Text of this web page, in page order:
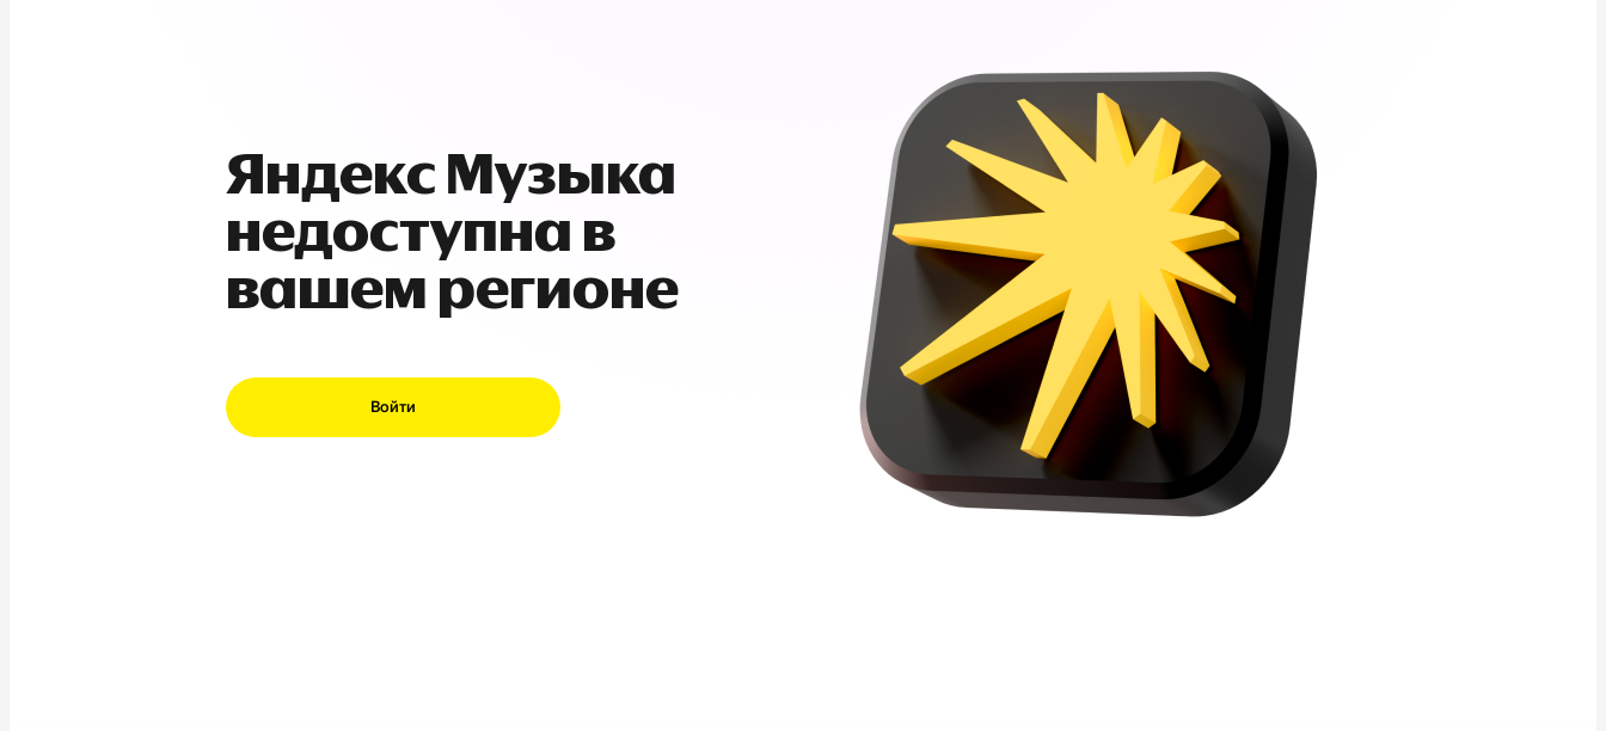
Яндекс Музыка
недоступна в
вашем регионе
Войти